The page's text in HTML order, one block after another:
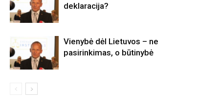
deklaracija?
Vienybė dėl Lietuvos – ne
pasirinkimas, o būtinybė